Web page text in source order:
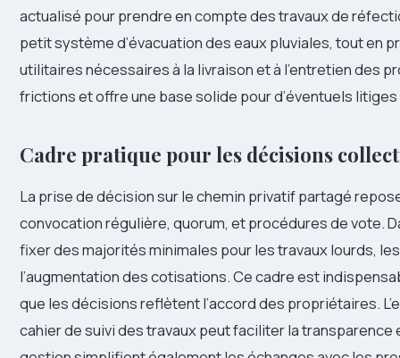
actualisé pour prendre en compte des travaux de
petit système d’évacuation des eaux pluviales, tout en
utilitaires nécessaires à la livraison et à l’entretien des
frictions et offre une base solide pour d’éventuels
Cadre pratique pour les décisions
La prise de décision sur le chemin privatif partagé
convocation régulière, quorum, et procédures de vote.
fixer des majorités minimales pour les travaux lourds,
l’augmentation des cotisations. Ce cadre est
que les décisions reflètent l’accord des propriétaires.
cahier de suivi des travaux peut faciliter la